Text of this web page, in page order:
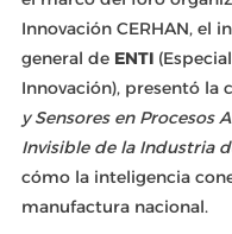
Innovación CERHAN, el
general de ENTI
Innovación), presentó la
y Sensores en Procesos
Invisible de la Industria
cómo la inteligencia
manufactura nacional.